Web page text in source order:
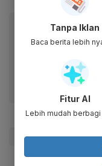
Baca artikel
Dapatkan
#Molnupiravir
Tanpa Iklan
Baca berita lebih
Fitur AI
Lebih mudah